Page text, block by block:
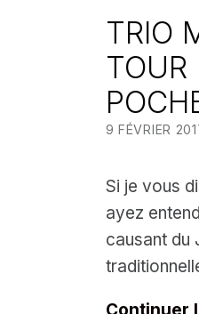
TRIO
TOUR
POSTED ON:
9 FÉVRIER
Si je vous
ayez
causant du
Continuer